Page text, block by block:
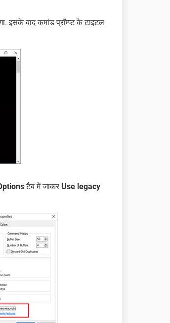
इसके बाद कमांड प्रॉम्प्ट के टाइटल
टैब में जाकर Use legacy